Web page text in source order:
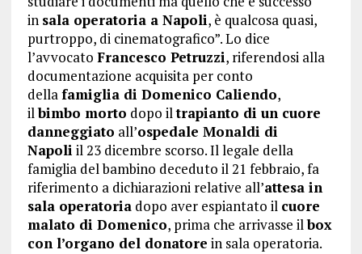
in sala operatoria a Napoli, è qualcosa quasi,
purtroppo, di cinematografico”. Lo dice
l’avvocato Francesco Petruzzi, riferendosi alla
documentazione acquisita per conto
dellafamiglia di Domenico Caliendo,
ilbimbo morto dopo iltrapianto di un cuore
danneggiato all’ospedale Monaldi di
Napoli il 23 dicembre scorso. Il legale della
famiglia del bambino deceduto il 21 febbraio, fa
riferimento a dichiarazioni relative all’attesa in
sala operatoriadopo aver espiantato il cuore
malato di Domenico, prima che arrivasse ilbox
con l’organo del donatore in sala operatoria.